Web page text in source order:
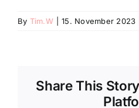
By Tim.W 15. November 2023
Share This